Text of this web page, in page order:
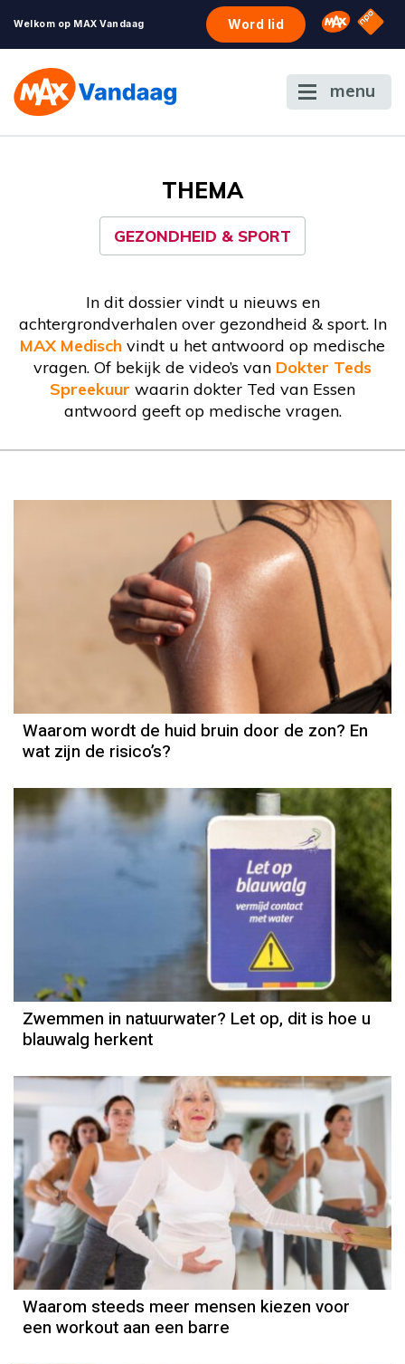
Welkom op MAX Vandaag Word lid Omroep
NPO
menu
THEMA
GEZONDHEID & SPORT
In dit dossier vindt u nieuws en
achtergrondverhalen over gezondheid & sport. In
MAX Medisch vindt u het antwoord op medische
vragen. Of bekijk de video’s van Dokter Teds
Spreekuur waarin dokter Ted van Essen
antwoord geeft op medische vragen.
Waarom wordt de huid bruin door de zon? En
wat zijn de risico’s?
Zwemmen in natuurwater? Let op, dit is hoe u
blauwalg herkent
Waarom steeds meer mensen kiezen voor
een workout aan een barre